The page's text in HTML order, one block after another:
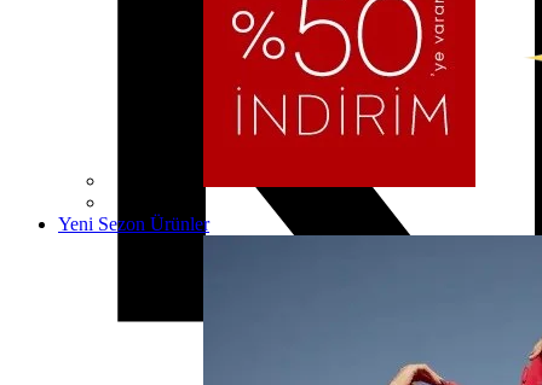
Yeni Sezon Ürünler